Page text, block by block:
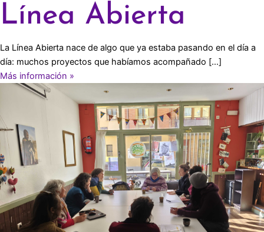
Línea Abierta
La Línea Abierta nace de algo que ya estaba pasando en el día a
día: muchos proyectos que habíamos acompañado […]
Más información »